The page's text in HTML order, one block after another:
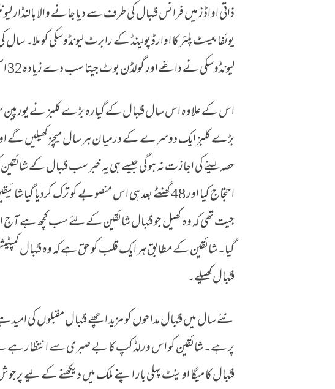
ذاتی اواڈز میں فرانس فٹبال کی طرف سے دیا جانے والا بالنڈار
لیونڈوسکی نے داغےاور گولڈن بوٹ جیتا سب دے زیادہ 32 اسسٹس آیاکس کے ٹاڈچ نے دی۔
اس کے علاوہ اس سال فٹبال کے گیارہ بڑے کلبز نے یورپین
بڑے کلبز ایک دوسرے کے درمیان ہر سال میچز کھیلیں گے
حصہ لینے کی اجازت نہ ہوگی جیسے ہی یہ خبر سب فٹبال کے
احتجاج کیا اور 48 گھنٹے بعد ہی اس منصوبے کو ترک
جیت تھی کہ وہ کھیل جو فٹبال شائقین کے لئے سب کچھ ہے آج
گیا۔ شائقین کے مطابق ہر ایک قلب کو حق ہے کہ وہ فٹبال
فٹبال کھیلے۔
نئے سال میں فٹبال مداحوں کو مزید اچھے فٹبال مقبلوں کی
پر ہے۔ شائقین کو اس ورلڈ کپ کا بے صبری سے انتظار ہے
فٹبال کا میگا اوینٹ پہلی بار اپنے ملک میں دیکھنے کے لیے